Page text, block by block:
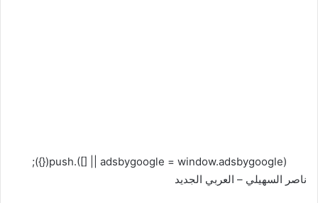
(adsbygoogle = window.adsbygoogle || []).push({});
ناصر السهيلي – العربي الجديد